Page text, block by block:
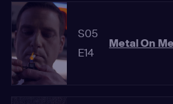
S05
E14
Metal On